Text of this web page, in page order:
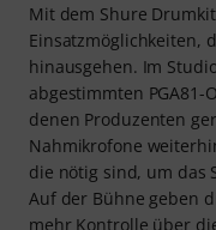
Mit dem Shure
Einsatzmöglichkeiten,
hinausgehen. Im
abgestimmten
denen Produzenten
Nahmikrofone
die nötig sind, um das
Auf der Bühne geben
mehr Kontrolle über